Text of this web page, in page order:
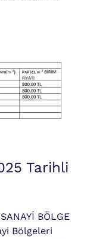
Tarihli
BÖLGE
Bölgeleri